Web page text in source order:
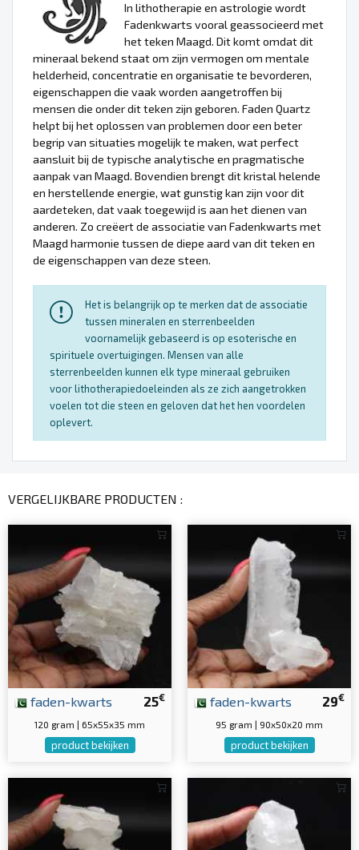
In lithotherapie en astrologie wordt
Fadenkwarts vooral geassocieerd met
het teken Maagd. Dit komt omdat dit
mineraal bekend staat om zijn vermogen om mentale
helderheid, concentratie en organisatie te bevorderen,
eigenschappen die vaak worden aangetroffen bij
mensen die onder dit teken zijn geboren. Faden Quartz
helpt bij het oplossen van problemen door een beter
begrip van situaties mogelijk te maken, wat perfect
aansluit bij de typische analytische en pragmatische
aanpak van Maagd. Bovendien brengt dit kristal helende
en herstellende energie, wat gunstig kan zijn voor dit
aardeteken, dat vaak toegewijd is aan het dienen van
anderen. Zo creëert de associatie van Fadenkwarts met
Maagd harmonie tussen de diepe aard van dit teken en
de eigenschappen van deze steen.
Het is belangrijk op te merken dat de associatie
tussen mineralen en sterrenbeelden
voornamelijk gebaseerd is op esoterische en
spirituele overtuigingen. Mensen van alle
sterrenbeelden kunnen elk type mineraal gebruiken
voor lithotherapiedoeleinden als ze zich aangetrokken
voelen tot die steen en geloven dat het hen voordelen
oplevert.
VERGELIJKBARE PRODUCTEN :
25€
faden-kwarts
120 gram | 65x55x35 mm
product bekijken
29€
faden-kwarts
95 gram | 90x50x20 mm
product bekijken